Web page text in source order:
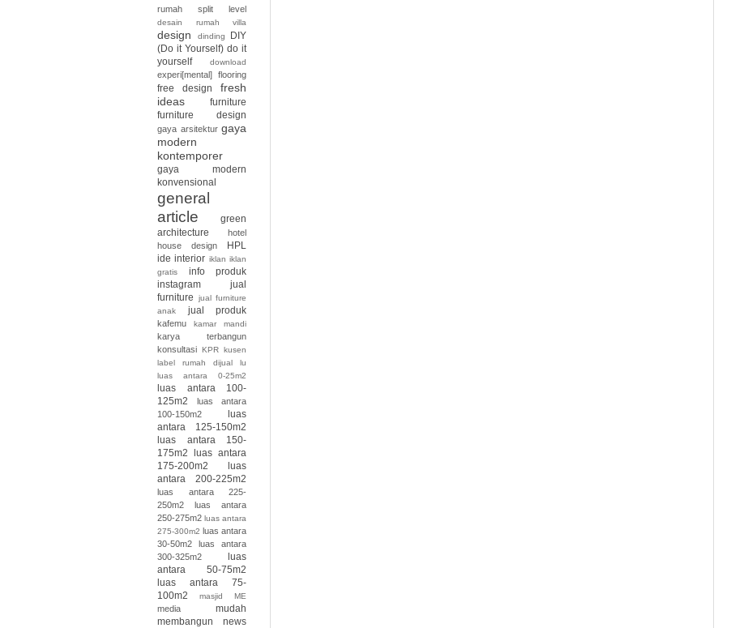
rumah split level
desain rumah villa
design dinding
DIY
(Do it Yourself) do it
yourself
download
experi[mental] flooring
free design
fresh
ideas
furniture
furniture design
gaya arsitektur gaya
modern
kontemporer
gaya modern
konvensional
general
article
green
architecture
hotel
house design
HPL
ide interior iklan iklan
gratis
info produk
instagram
jual
furniture
jual furniture
anak
jual produk
kafemu kamar mandi
karya terbangun
konsultasi KPR kusen
label rumah dijual
lu
luas antara 0-25m2
luas antara 100-
125m2
luas antara
100-150m2
luas
antara 125-150m2
luas antara 150-
175m2
luas antara
175-200m2
luas
antara 200-225m2
luas antara 225-
250m2
luas antara
250-275m2 luas antara
275-300m2 luas antara
30-50m2
luas antara
300-325m2
luas
antara 50-75m2
luas antara 75-
100m2
masjid ME
media
mudah
membangun
news